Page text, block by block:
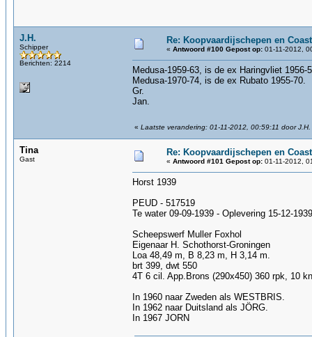
J.H.
Schipper
Berichten: 2214
Re: Koopvaardijschepen en
« Antwoord #100 Gepost op: 01-11-2012,
Medusa-1959-63, is de ex Haringvliet
Medusa-1970-74, is de ex Rubato 1955-70.
Gr.
Jan.
« Laatste verandering: 01-11-2012, 00:59:11 door J.H.
Tina
Gast
Re: Koopvaardijschepen en
« Antwoord #101 Gepost op: 01-11-2012,
Horst 1939
PEUD - 517519
Te water 09-09-1939 - Oplevering 15-12-1939
Scheepswerf Muller Foxhol
Eigenaar H. Schothorst-Groningen
Loa 48,49 m, B 8,23 m, H 3,14 m.
brt 399, dwt 550
4T 6 cil. App.Brons (290x450) 360 rpk, 10 kn
In 1960 naar Zweden als WESTBRIS.
In 1962 naar Duitsland als JÖRG.
In 1967 JORN